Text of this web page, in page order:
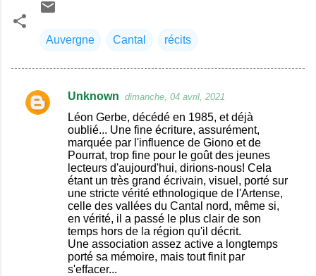
Auvergne Cantal récits
C
Unknown dimanche, 04 avril, 2021
Léon Gerbe, décédé en 1985, et déjà
oublié... Une fine écriture, assurément,
marquée par l'influence de Giono et de
Pourrat, trop fine pour le goût des jeunes
lecteurs d'aujourd'hui, dirions-nous! Cela
étant un très grand écrivain, visuel, porté sur
une stricte vérité ethnologique de l'Artense,
celle des vallées du Cantal nord, même si,
en vérité, il a passé le plus clair de son
temps hors de la région qu'il décrit.
Une association assez active a longtemps
porté sa mémoire, mais tout finit par
s'effacer...